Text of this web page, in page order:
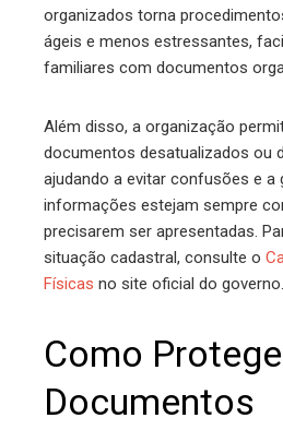
organizados torna
ágeis e menos estressantes,
familiares com documentos
Além disso, a organização
documentos desatualizados ou
ajudando a evitar confusões e a
informações estejam sempre
precisarem ser apresentadas.
situação cadastral, consulte o
Físicas no site oficial do governo.
Como
Documentos